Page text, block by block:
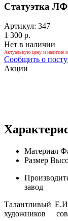
Статуэтка
Артикул: 347
1 300 р.
Нет в наличии
Актуальную цену и наличие
Сообщить о
Акции
Материал
Размер
завод
Талантливый
художников